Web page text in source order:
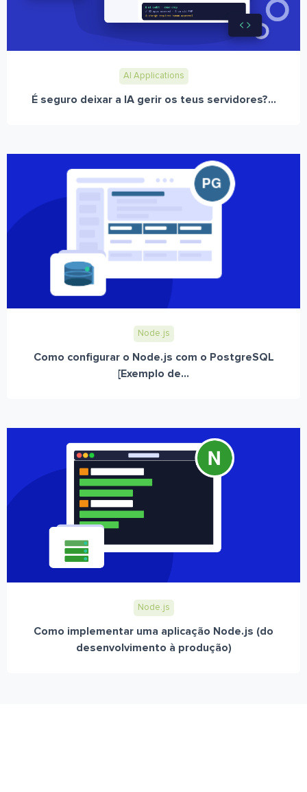
AI Applications
É seguro deixar a IA gerir os teus servidores?...
Node.js
Como configurar o Node.js com o PostgreSQL
[Exemplo de...
Node.js
Como implementar uma aplicação Node.js (do
desenvolvimento à produção)